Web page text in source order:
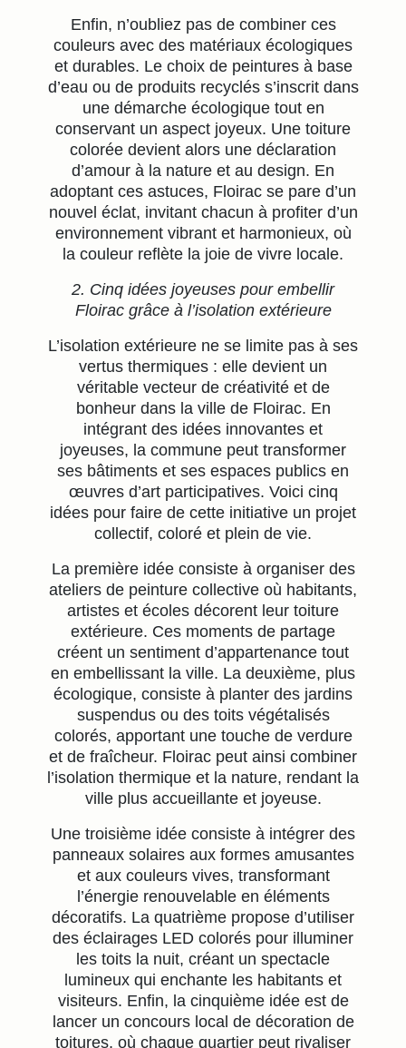
Enfin, n’oubliez pas de combiner ces
couleurs avec des matériaux écologiques
et durables. Le choix de peintures à base
d’eau ou de produits recyclés s’inscrit dans
une démarche écologique tout en
conservant un aspect joyeux. Une toiture
colorée devient alors une déclaration
d’amour à la nature et au design. En
adoptant ces astuces, Floirac se pare d’un
nouvel éclat, invitant chacun à profiter d’un
environnement vibrant et harmonieux, où
la couleur reflète la joie de vivre locale.
2. Cinq idées joyeuses pour embellir
Floirac grâce à l’isolation extérieure
L’isolation extérieure ne se limite pas à ses
vertus thermiques : elle devient un
véritable vecteur de créativité et de
bonheur dans la ville de Floirac. En
intégrant des idées innovantes et
joyeuses, la commune peut transformer
ses bâtiments et ses espaces publics en
œuvres d’art participatives. Voici cinq
idées pour faire de cette initiative un projet
collectif, coloré et plein de vie.
La première idée consiste à organiser des
ateliers de peinture collective où habitants,
artistes et écoles décorent leur toiture
extérieure. Ces moments de partage
créent un sentiment d’appartenance tout
en embellissant la ville. La deuxième, plus
écologique, consiste à planter des jardins
suspendus ou des toits végétalisés
colorés, apportant une touche de verdure
et de fraîcheur. Floirac peut ainsi combiner
l’isolation thermique et la nature, rendant la
ville plus accueillante et joyeuse.
Une troisième idée consiste à intégrer des
panneaux solaires aux formes amusantes
et aux couleurs vives, transformant
l’énergie renouvelable en éléments
décoratifs. La quatrième propose d’utiliser
des éclairages LED colorés pour illuminer
les toits la nuit, créant un spectacle
lumineux qui enchante les habitants et
visiteurs. Enfin, la cinquième idée est de
lancer un concours local de décoration de
toitures, où chaque quartier peut rivaliser